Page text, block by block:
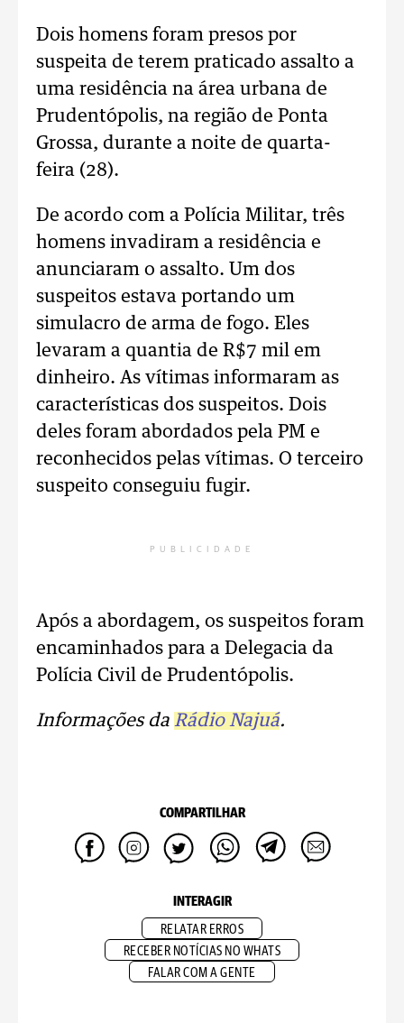
Dois homens foram presos por
suspeita de terem praticado assalto a
uma residência na área urbana de
Prudentópolis, na região de Ponta
Grossa, durante a noite de quarta-
feira (28).
De acordo com a Polícia Militar, três
homens invadiram a residência e
anunciaram o assalto. Um dos
suspeitos estava portando um
simulacro de arma de fogo. Eles
levaram a quantia de R$7 mil em
dinheiro. As vítimas informaram as
características dos suspeitos. Dois
deles foram abordados pela PM e
reconhecidos pelas vítimas. O terceiro
suspeito conseguiu fugir.
PUBLICIDADE
Após a abordagem, os suspeitos foram
encaminhados para a Delegacia da
Polícia Civil de Prudentópolis.
Informações da Rádio Najuá.
COMPARTILHAR
INTERAGIR
RELATAR ERROS
RECEBER NOTÍCIAS NO WHATS
FALAR COM A GENTE